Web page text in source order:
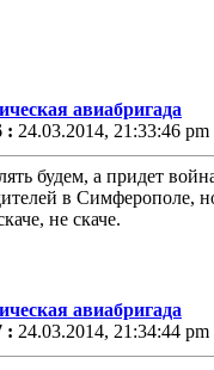
авиабригада
: 24.03.2014, 21:33:46 pm
будем, а придет
в Симферополе,
не скаче.
авиабригада
: 24.03.2014, 21:34:44 pm